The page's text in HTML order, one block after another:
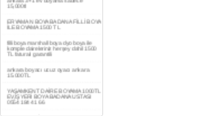
ERYAMAN BOYA BADANA FİLLİ BOYA
İLE BOYAMA 1500 TL
filli boya marshall boya dyo boya ile
komple daireleriniz herşey dahil 1500
ankara boyacı ucuz oyacı ankara
15.000TL
YAŞAMKENT DAİRE BOYAMA 1000TL
EV,İŞYERİ BOYA BADANA USTASI
AKDERE DAİRE BOYAMA 1000TL
EV,İŞYERİ BOYA BADANA USTASI